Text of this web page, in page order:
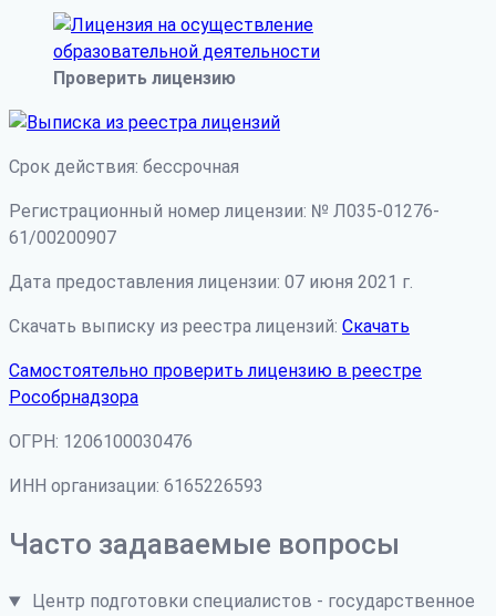
Проверить лицензию
Срок действия: бессрочная
Регистрационный номер лицензии: № Л035-01276-
61/00200907
Дата предоставления лицензии: 07 июня 2021 г.
Скачать выписку из реестра лицензий: Скачать
Самостоятельно проверить лицензию в реестре
Рособрнадзора
ОГРН: 1206100030476
ИНН организации: 6165226593
Часто задаваемые вопросы
Центр подготовки специалистов - государственное